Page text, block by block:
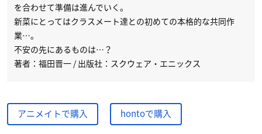
を合わせて準備は進んでいく。
新菜にとってはクラスメート達との初めての本格的な共同作
業…。
不安の先にあるものは…？
著者：福田晋一 / 出版社：スクウェア・エニックス
アニメイトで購入 hontoで購入